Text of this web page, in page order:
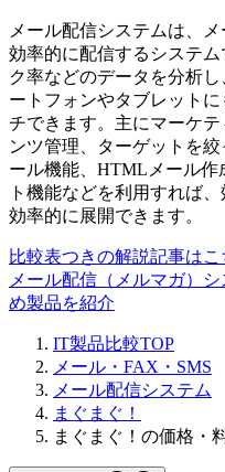
メール配信システムは、
効率的に配信するシステ
ク率などのデータを分析
ートフォンやタブレット
チできます。主にマーケ
ンツ管理、ターゲットを
ール機能、HTMLメール
ト機能などを利用すれば
効率的に展開できます。
比較表つきの解説記事はこ
メール配信（メルマガ）
め製品を紹介
IT製品比較TOP
メール・FAX・SMS
メール配信システム
まぐまぐ！
まぐまぐ！の価格・